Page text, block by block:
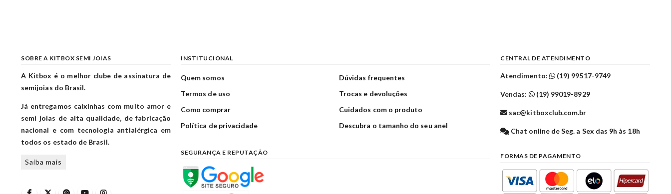
SOBRE A KITBOX SEMI JOIAS
A Kitbox é o melhor clube de assinatura de
semijoias do Brasil.
Já entregamos caixinhas com muito amor e
semi joias de alta qualidade, de fabricação
nacional e com tecnologia antialérgica em
todos os estado de Brasil.
Saiba mais
INSTITUCIONAL
Quem somos
Termos de uso
Como comprar
Política de privacidade
Dúvidas frequentes
Trocas e devoluções
Cuidados com o produto
Descubra o tamanho do seu anel
SEGURANÇA E REPUTAÇÃO
CENTRAL DE ATENDIMENTO
Atendimento: (19) 99517-9749
Vendas: (19) 99019-8929
sac@kitboxclub.com.br
Chat online de Seg. a Sex das 9h às 18h
FORMAS DE PAGAMENTO